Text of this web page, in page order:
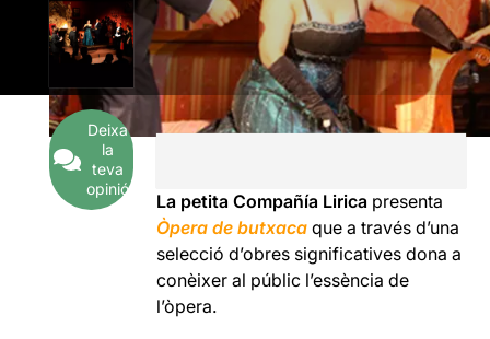
Deixa
la
teva
opinió
La petita Compañía Lirica presenta
Òpera de butxaca que a través d’una
selecció d’obres significatives dona a
conèixer al públic l’essència de
l’òpera.